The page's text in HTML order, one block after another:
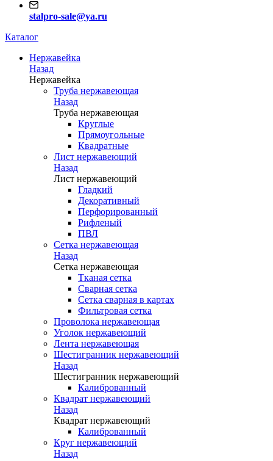
stalpro-sale@ya.ru
Каталог
Нержавейка
Назад
Нержавейка
Труба нержавеющая
Назад
Труба нержавеющая
Круглые
Прямоугольные
Квадратные
Лист нержавеющий
Назад
Лист нержавеющий
Гладкий
Декоративный
Перфорированный
Рифленый
ПВЛ
Сетка нержавеющая
Назад
Сетка нержавеющая
Тканая сетка
Сварная сетка
Сетка сварная в картах
Фильтровая сетка
Проволока нержавеющая
Уголок нержавеющий
Лента нержавеющая
Шестигранник нержавеющий
Назад
Шестигранник нержавеющий
Калиброванный
Квадрат нержавеющий
Назад
Квадрат нержавеющий
Калиброванный
Круг нержавеющий
Назад